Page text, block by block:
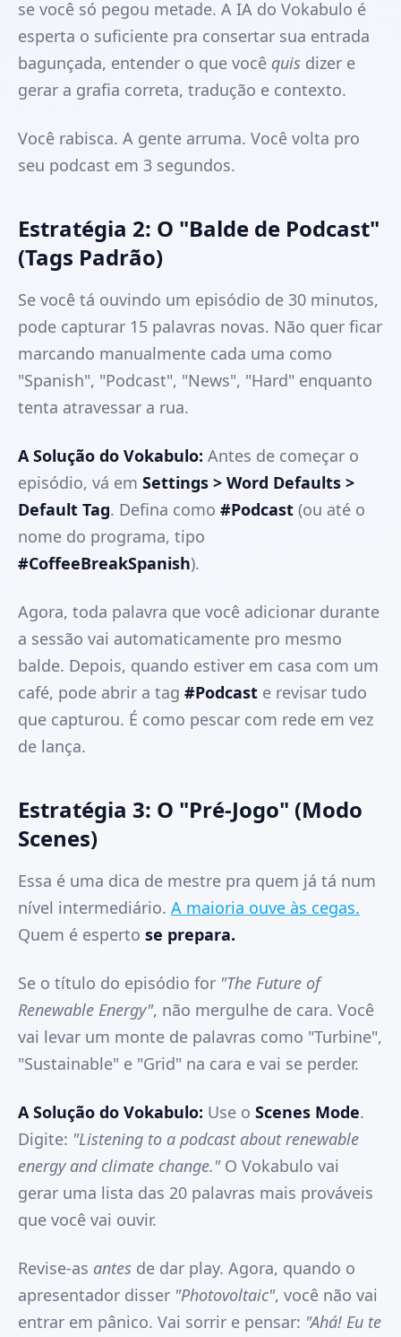
se você só pegou metade. A IA do Vokabulo é
esperta o suficiente pra consertar sua entrada
bagunçada, entender o que você quis dizer e
gerar a grafia correta, tradução e contexto.
Você rabisca. A gente arruma. Você volta pro
seu podcast em 3 segundos.
Estratégia 2: O "Balde de Podcast"
(Tags Padrão)
Se você tá ouvindo um episódio de 30 minutos,
pode capturar 15 palavras novas. Não quer ficar
marcando manualmente cada uma como
"Spanish", "Podcast", "News", "Hard" enquanto
tenta atravessar a rua.
A Solução do Vokabulo: Antes de começar o
episódio, vá em Settings > Word Defaults >
Default Tag. Defina como #Podcast (ou até o
nome do programa, tipo
#CoffeeBreakSpanish).
Agora, toda palavra que você adicionar durante
a sessão vai automaticamente pro mesmo
balde. Depois, quando estiver em casa com um
café, pode abrir a tag #Podcast e revisar tudo
que capturou. É como pescar com rede em vez
de lança.
Estratégia 3: O "Pré-Jogo" (Modo
Scenes)
Essa é uma dica de mestre pra quem já tá num
nível intermediário. A maioria ouve às cegas.
Quem é esperto se prepara.
Se o título do episódio for "The Future of
Renewable Energy", não mergulhe de cara. Você
vai levar um monte de palavras como "Turbine",
"Sustainable" e "Grid" na cara e vai se perder.
A Solução do Vokabulo: Use o Scenes Mode.
Digite: "Listening to a podcast about renewable
energy and climate change."O Vokabulo vai
gerar uma lista das 20 palavras mais prováveis
que você vai ouvir.
Revise-as antes de dar play. Agora, quando o
apresentador disser "Photovoltaic", você não vai
entrar em pânico. Vai sorrir e pensar: "Ahá! Eu te